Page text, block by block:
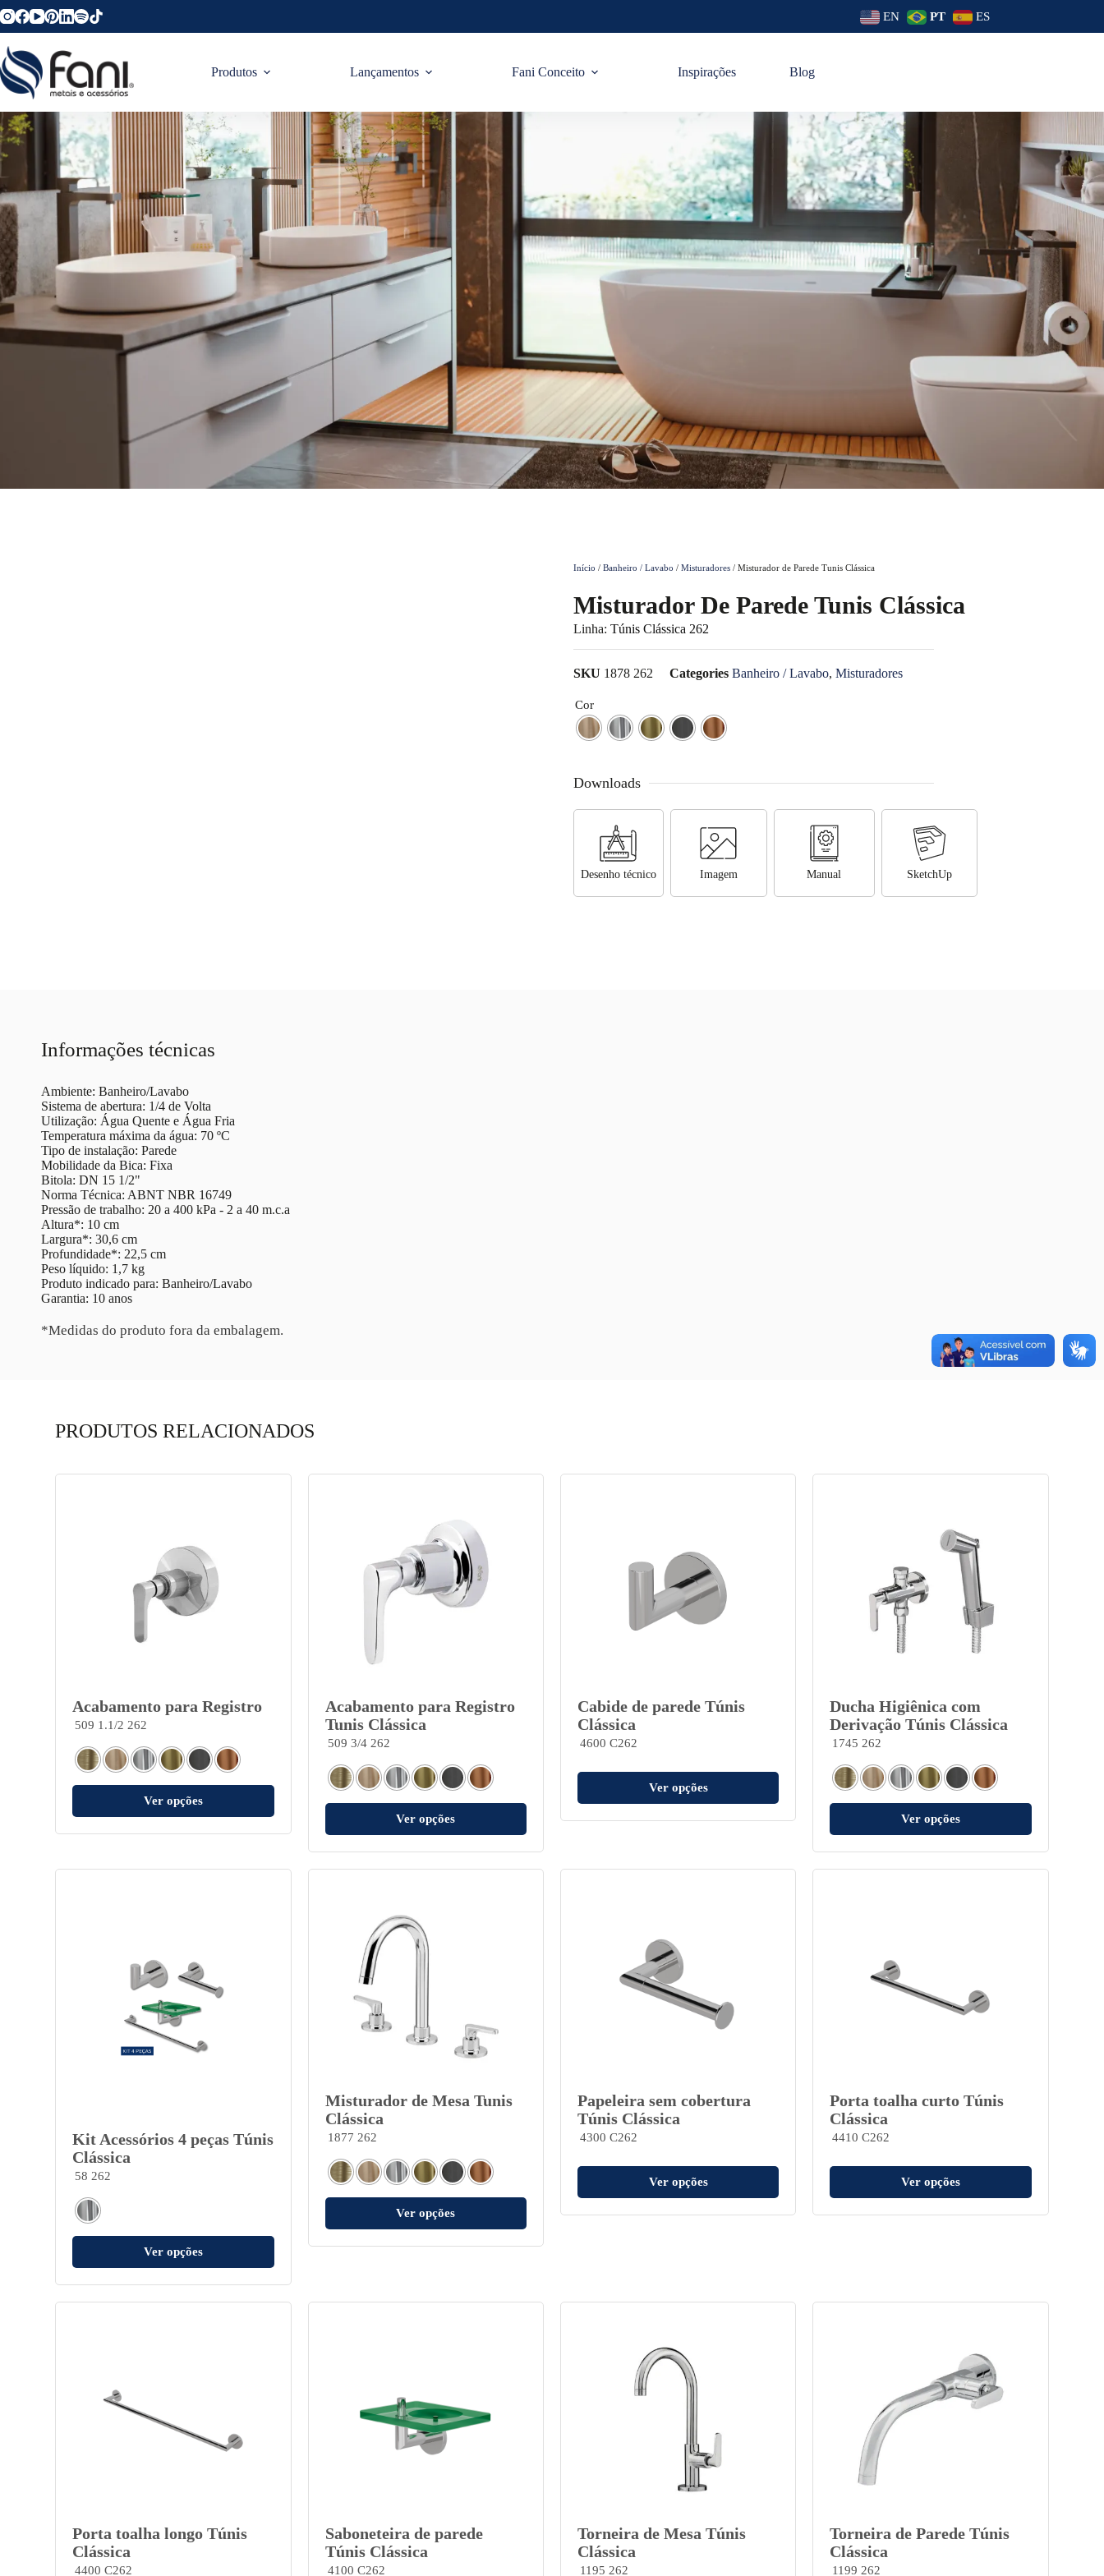
EN PT ES
Produtos Lançamentos Fani Conceito Inspirações Blog
Início / Banheiro / Lavabo / Misturadores/ Misturador de Parede Tunis Clássica
Misturador De Parede Tunis Clássica
Linha: Túnis Clássica 262
SKU 1878 262 Categories Banheiro / Lavabo, Misturadores
Cor
Downloads
Desenho técnico Imagem Manual SketchUp
Informações técnicas
Ambiente: Banheiro/Lavabo
Sistema de abertura: 1/4 de Volta
Utilização: Água Quente e Água Fria
Temperatura máxima da água: 70 ºC
Tipo de instalação: Parede
Mobilidade da Bica: Fixa
Bitola: DN 15 1/2"
Norma Técnica: ABNT NBR 16749
Pressão de trabalho: 20 a 400 kPa - 2 a 40 m.c.a
Altura*: 10 cm
Largura*: 30,6 cm
Profundidade*: 22,5 cm
Peso líquido: 1,7 kg
Produto indicado para: Banheiro/Lavabo
Garantia: 10 anos
*Medidas do produto fora da embalagem.
PRODUTOS RELACIONADOS
Acabamento para Registro
509 1.1/2 262
Ver opções
Acabamento para Registro
Tunis Clássica
509 3/4 262
Ver opções
Cabide de parede Túnis
Clássica
4600 C262
Ver opções
Ducha Higiênica com
Derivação Túnis Clássica
1745 262
Ver opções
Kit Acessórios 4 peças Túnis
Clássica
58 262
Ver opções
Misturador de Mesa Tunis
Clássica
1877 262
Ver opções
Papeleira sem cobertura
Túnis Clássica
4300 C262
Ver opções
Porta toalha curto Túnis
Clássica
4410 C262
Ver opções
Porta toalha longo Túnis
Clássica
4400 C262
Saboneteira de parede
Túnis Clássica
4100 C262
Torneira de Mesa Túnis
Clássica
1195 262
Torneira de Parede Túnis
Clássica
1199 262